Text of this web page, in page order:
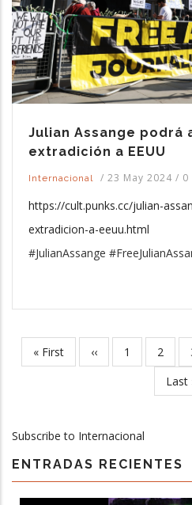
Julian Assange podrá
extradición a EEUU
Internacional / 23 May 2024 / 0
https://cult.punks.cc/julian-
extradicion-a-eeuu.html
#JulianAssange
Pagination
First
« First
Previous
‹‹ Page
1 Page
2
Last
Last
Subscribe to Internacional
ENTRADAS RECIENTES